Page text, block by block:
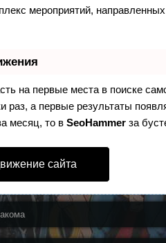
мероприятий,
на первые места в поиске
раз, а первые результаты
месяц, то вSeoHammer за
сайта